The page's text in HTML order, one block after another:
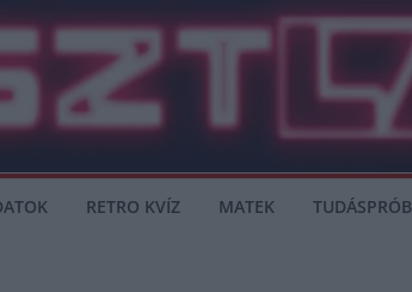
RETRO KVÍZ MATEK